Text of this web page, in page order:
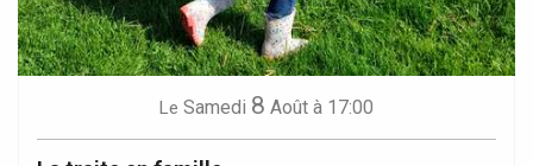
Le Samedi 8 Août à 17:00